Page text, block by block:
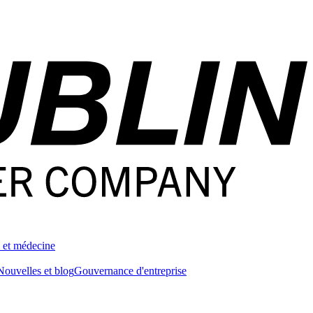
médecine
et blogGouvernance d'entreprise